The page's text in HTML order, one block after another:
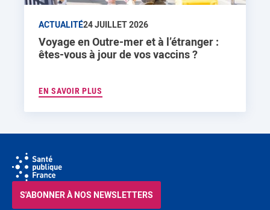
ACTUALITÉ24 JUILLET 2026
Voyage en Outre-mer et à l’étranger :
êtes-vous à jour de vos vaccins ?
EN SAVOIR PLUS
S'ABONNER À NOS NEWSLETTERS